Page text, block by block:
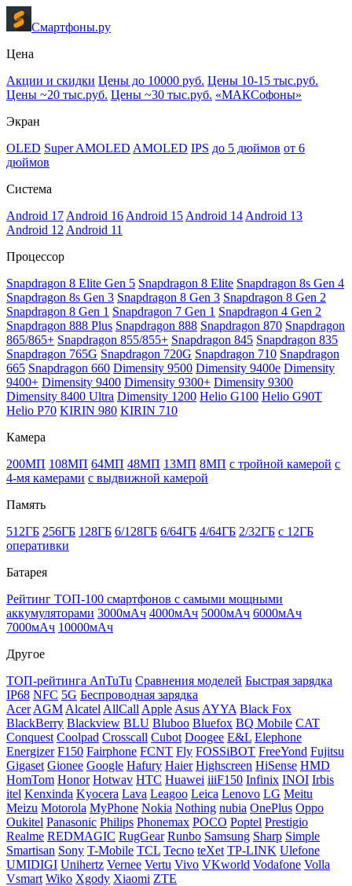
Смартфоны.ру
Цена
Акции и скидки Цены до 10000 руб. Цены 10-15 тыс.руб.
Цены ~20 тыс.руб. Цены ~30 тыс.руб. «МАКСофоны»
Экран
OLED Super AMOLED AMOLED IPS до 5 дюймов от 6
дюймов
Система
Android 17 Android 16 Android 15 Android 14 Android 13
Android 12 Android 11
Процессор
Snapdragon 8 Elite Gen 5 Snapdragon 8 Elite Snapdragon 8s Gen 4
Snapdragon 8s Gen 3 Snapdragon 8 Gen 3 Snapdragon 8 Gen 2
Snapdragon 8 Gen 1 Snapdragon 7 Gen 1 Snapdragon 4 Gen 2
Snapdragon 888 Plus Snapdragon 888 Snapdragon 870 Snapdragon
865/865+ Snapdragon 855/855+ Snapdragon 845 Snapdragon 835
Snapdragon 765G Snapdragon 720G Snapdragon 710 Snapdragon
665 Snapdragon 660 Dimensity 9500 Dimensity 9400e Dimensity
9400+ Dimensity 9400 Dimensity 9300+ Dimensity 9300
Dimensity 8400 Ultra Dimensity 1200 Helio G100 Helio G90T
Helio P70 KIRIN 980 KIRIN 710
Камера
200МП 108МП 64МП 48МП 13МП 8МП с тройной камерой с
4-мя камерами с выдвижной камерой
Память
512ГБ 256ГБ 128ГБ 6/128ГБ 6/64ГБ 4/64ГБ 2/32ГБ с 12ГБ
оперативки
Батарея
Рейтинг ТОП-100 смартфонов с самыми мощными
аккумуляторами 3000мАч 4000мАч 5000мАч 6000мАч
7000мАч 10000мАч
Другое
ТОП-рейтинга AnTuTu Сравнения моделей Быстрая зарядка
IP68 NFC 5G Беспроводная зарядка
Acer AGM Alcatel AllCall Apple Asus AYYA Black Fox
BlackBerry Blackview BLU Bluboo Bluefox BQ Mobile CAT
Conquest Coolpad Crosscall Cubot Doogee E&L Elephone
Energizer F150 Fairphone FCNT Fly FOSSiBOT FreeYond Fujitsu
Gigaset Gionee Google Hafury Haier Highscreen HiSense HMD
HomTom Honor Hotwav HTC Huawei iiiF150 Infinix INOI Irbis
itel Kenxinda Kyocera Lava Leagoo Leica Lenovo LG Meitu
Meizu Motorola MyPhone Nokia Nothing nubia OnePlus Oppo
Oukitel Panasonic Philips Phonemax POCO Poptel Prestigio
Realme REDMAGIC RugGear Runbo Samsung Sharp Simple
Smartisan Sony T-Mobile TCL Tecno teXet TP-LINK Ulefone
UMIDIGI Unihertz Vernee Vertu Vivo VKworld Vodafone Volla
Vsmart Wiko Xgody Xiaomi ZTE